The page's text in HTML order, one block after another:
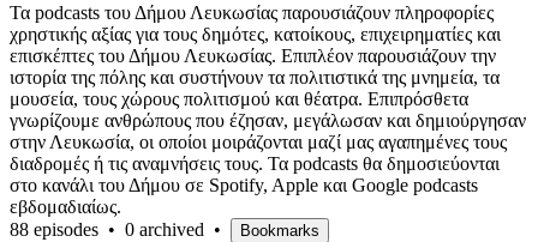
Τα podcasts του Δήμου Λευκωσίας παρουσιάζουν πληροφορίες
χρηστικής αξίας για τους δημότες, κατοίκους, επιχειρηματίες και
επισκέπτες του Δήμου Λευκωσίας. Επιπλέον παρουσιάζουν την
ιστορία της πόλης και συστήνουν τα πολιτιστικά της μνημεία, τα
μουσεία, τους χώρους πολιτισμού και θέατρα. Επιπρόσθετα
γνωρίζουμε ανθρώπους που έζησαν, μεγάλωσαν και δημιούργησαν
στην Λευκωσία, οι οποίοι μοιράζονται μαζί μας αγαπημένες τους
διαδρομές ή τις αναμνήσεις τους. Τα podcasts θα δημοσιεύονται
στο κανάλι του Δήμου σε Spotify, Apple και Google podcasts
εβδομαδιαίως.
88 episodes • 0 archived • Bookmarks